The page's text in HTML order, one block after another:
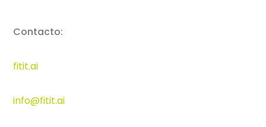
Contacto:
fitit.ai
info@fitit.ai